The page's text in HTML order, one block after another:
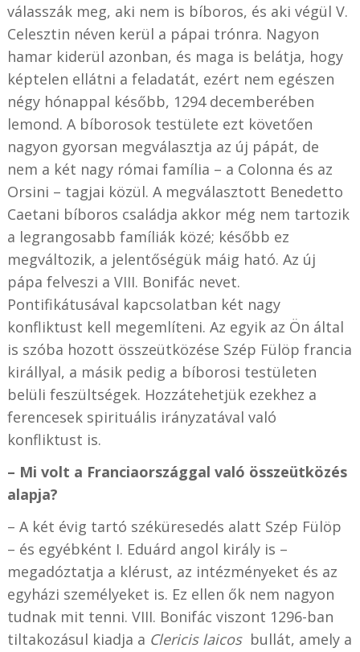
válasszák meg, aki nem is bíboros, és aki végül V.
Celesztin néven kerül a pápai trónra. Nagyon
hamar kiderül azonban, és maga is belátja, hogy
képtelen ellátni a feladatát, ezért nem egészen
négy hónappal később, 1294 decemberében
lemond. A bíborosok testülete ezt követően
nagyon gyorsan megválasztja az új pápát, de
nem a két nagy római família – a Colonna és az
Orsini – tagjai közül. A megválasztott Benedetto
Caetani bíboros családja akkor még nem tartozik
a legrangosabb famíliák közé; később ez
megváltozik, a jelentőségük máig ható. Az új
pápa felveszi a VIII. Bonifác nevet.
Pontifikátusával kapcsolatban két nagy
konfliktust kell megemlíteni. Az egyik az Ön által
is szóba hozott összeütközése Szép Fülöp francia
királlyal, a másik pedig a bíborosi testületen
belüli feszültségek. Hozzátehetjük ezekhez a
ferencesek spirituális irányzatával való
konfliktust is.
– Mi volt a Franciaországgal való összeütközés
alapja?
– A két évig tartó széküresedés alatt Szép Fülöp
– és egyébként I. Eduárd angol király is –
megadóztatja a klérust, az intézményeket és az
egyházi személyeket is. Ez ellen ők nem nagyon
tudnak mit tenni. VIII. Bonifác viszont 1296-ban
tiltakozásul kiadja a Clericis laicosbullát, amely a